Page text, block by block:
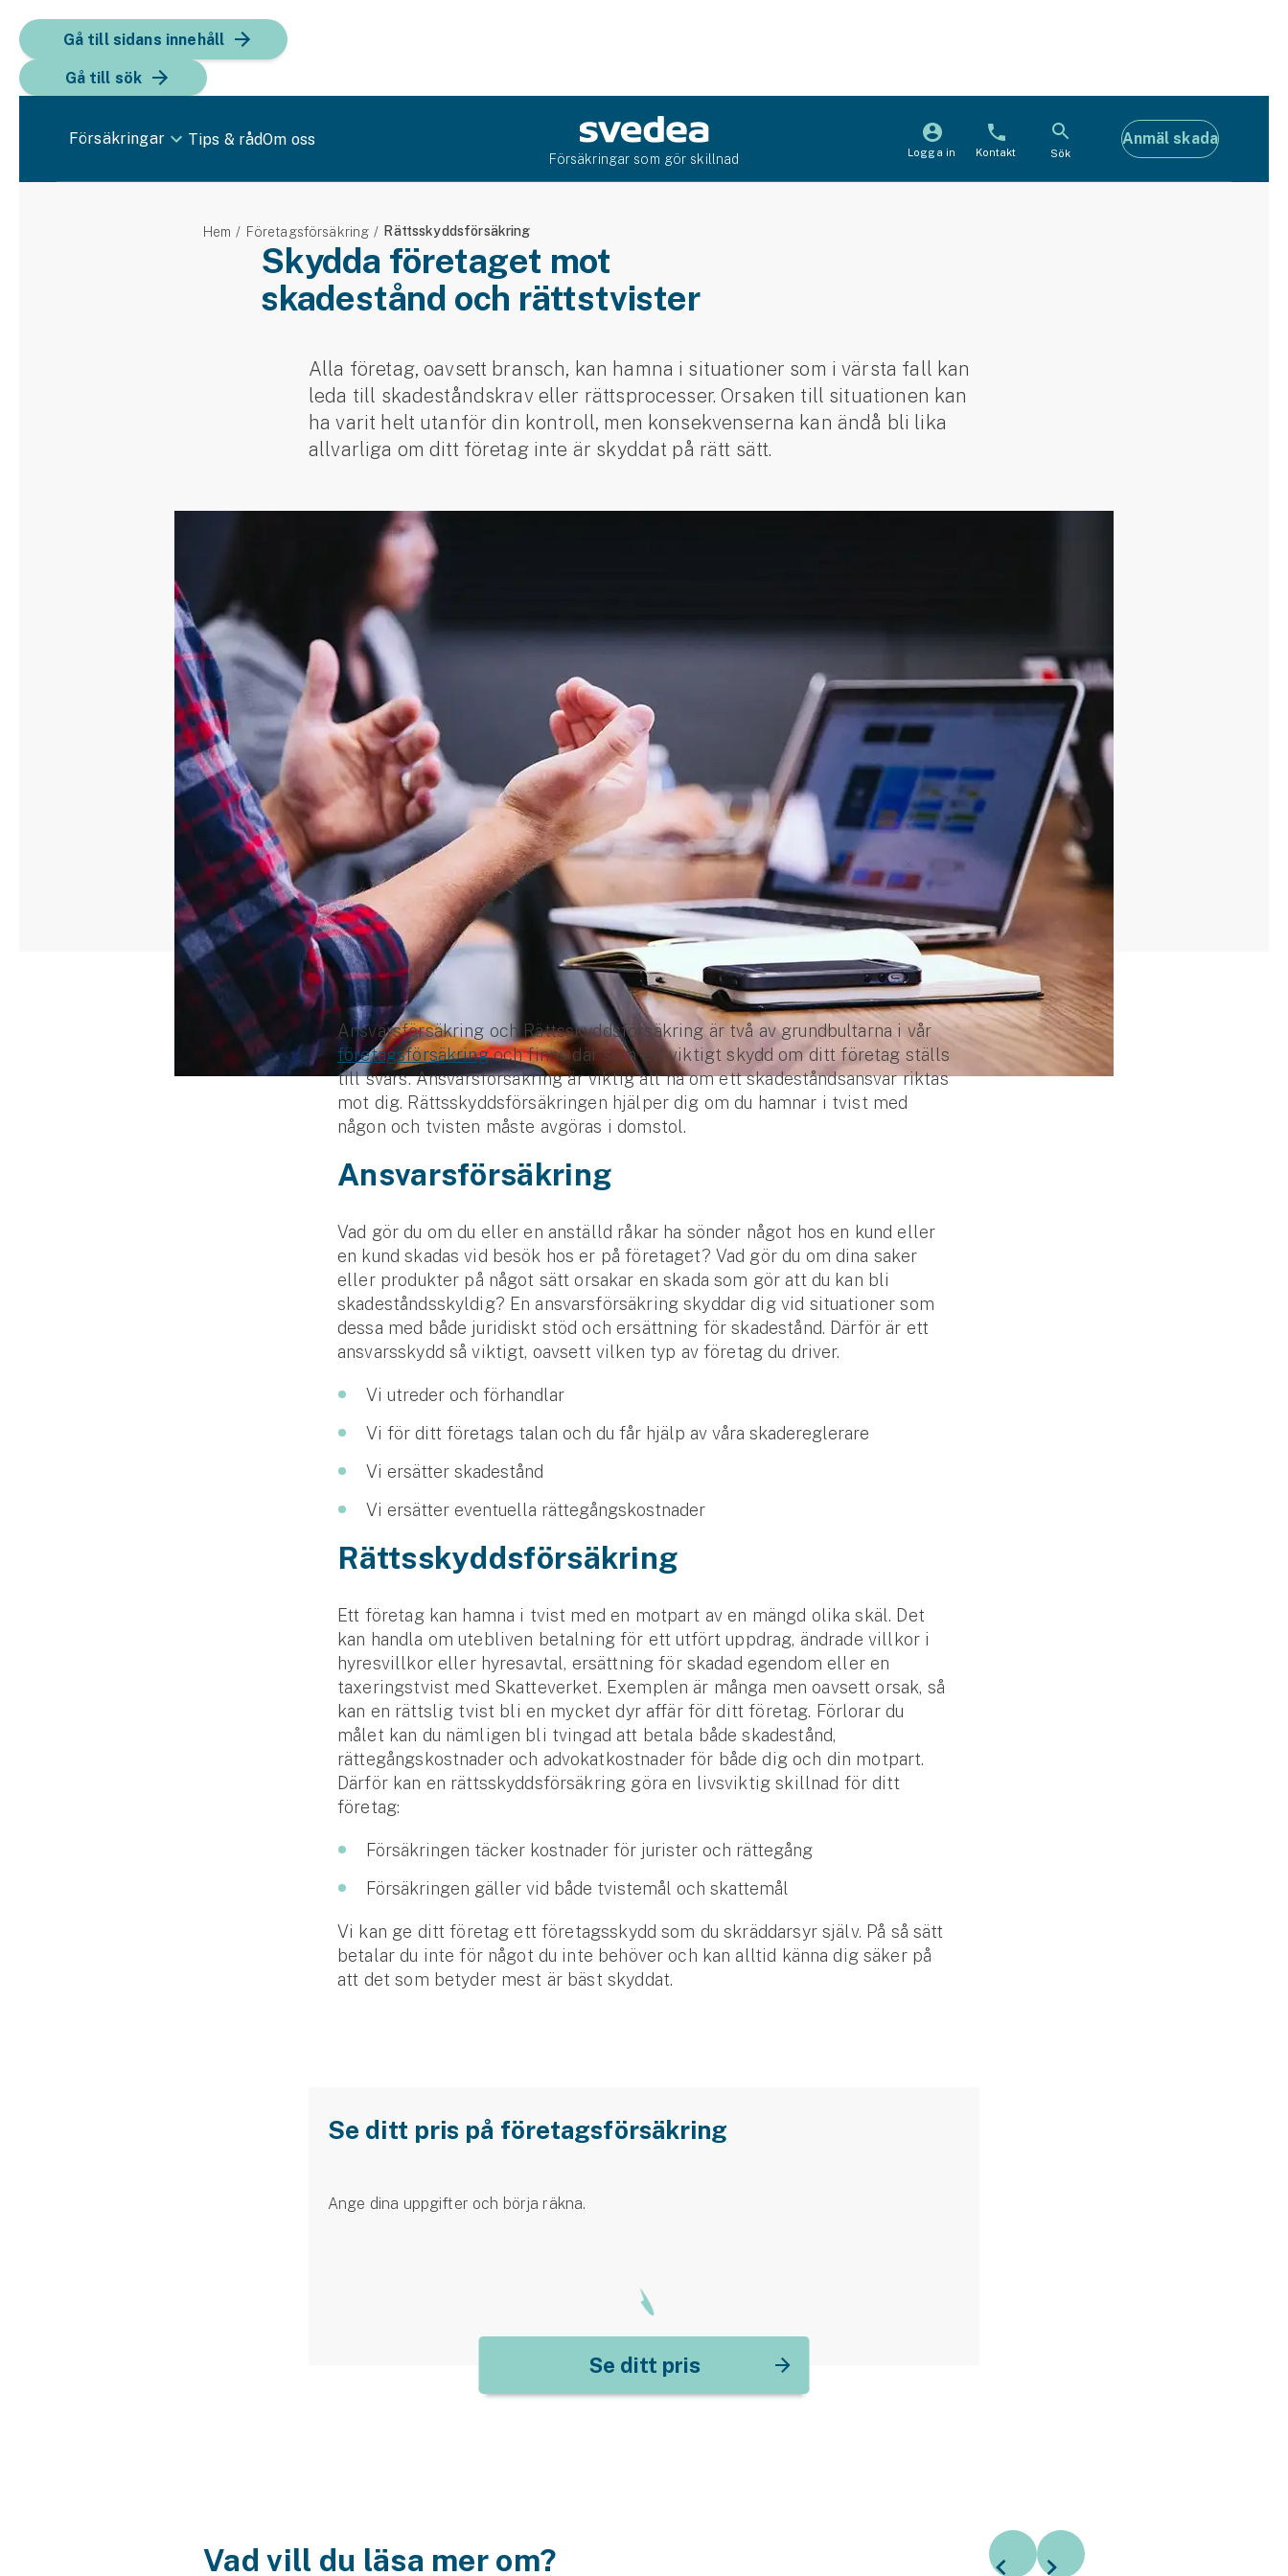
Gå till sidans innehåll
Gå till sök
Försäkringar Tips & rådOm oss
Försäkringar som gör skillnad Logga in Kontakt Sök
Anmäl skada
Vattenskoterförsäkring
Jakthundsförsäkring
Se alla försäkringar
Hem Företagsförsäkring Rättsskyddsförsäkring
Skydda företaget mot
skadestånd och rättstvister
Alla företag, oavsett bransch, kan hamna i situationer som i värsta fall kan
leda till skadeståndskrav eller rättsprocesser. Orsaken till situationen kan
ha varit helt utanför din kontroll, men konsekvenserna kan ändå bli lika
allvarliga om ditt företag inte är skyddat på rätt sätt.
Ansvarsförsäkring och Rättsskyddsförsäkring är två av grundbultarna i vår
företagsförsäkringoch finns där som ett viktigt skydd om ditt företag ställs
till svars. Ansvarsförsäkring är viktig att ha om ett skadeståndsansvar riktas
mot dig. Rättsskyddsförsäkringen hjälper dig om du hamnar i tvist med
någon och tvisten måste avgöras i domstol.
Ansvarsförsäkring
Vad gör du om du eller en anställd råkar ha sönder något hos en kund eller
en kund skadas vid besök hos er på företaget? Vad gör du om dina saker
eller produkter på något sätt orsakar en skada som gör att du kan bli
skadeståndsskyldig? En ansvarsförsäkring skyddar dig vid situationer som
dessa med både juridiskt stöd och ersättning för skadestånd. Därför är ett
ansvarsskydd så viktigt, oavsett vilken typ av företag du driver.
Vi utreder och förhandlar
Vi för ditt företags talan och du får hjälp av våra skadereglerare
Vi ersätter skadestånd
Vi ersätter eventuella rättegångskostnader
Rättsskyddsförsäkring
Ett företag kan hamna i tvist med en motpart av en mängd olika skäl. Det
kan handla om utebliven betalning för ett utfört uppdrag, ändrade villkor i
hyresvillkor eller hyresavtal, ersättning för skadad egendom eller en
taxeringstvist med Skatteverket. Exemplen är många men oavsett orsak, så
kan en rättslig tvist bli en mycket dyr affär för ditt företag. Förlorar du
målet kan du nämligen bli tvingad att betala både skadestånd,
rättegångskostnader och advokatkostnader för både dig och din motpart.
Därför kan en rättsskyddsförsäkring göra en livsviktig skillnad för ditt
företag:
Försäkringen täcker kostnader för jurister och rättegång
Försäkringen gäller vid både tvistemål och skattemål
Vi kan ge ditt företag ett företagsskydd som du skräddarsyr själv. På så sätt
betalar du inte för något du inte behöver och kan alltid känna dig säker på
att det som betyder mest är bäst skyddat.
Se ditt pris på företagsförsäkring
Ange dina uppgifter och börja räkna.
Se ditt pris
Vad vill du läsa mer om?